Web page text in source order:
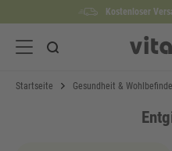
Kostenloser100 Tage
Lieferzeit
Startseite Gesundheit &